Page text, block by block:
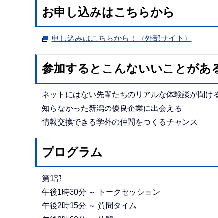
お申し込みはこちらから
申し込みはこちらから！（外部サイト）
参加するとこんないいことがあ
ネットにはない先輩たちのリアルな体験談が聞け
知らなかった新潟の優良企業に出会える
情報交換できる学外の仲間をつくるチャンス
プログラム
第1部
午後1時30分 ～ トークセッション
午後2時15分 ～ 質問タイム